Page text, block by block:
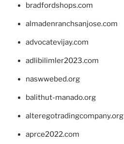
bradfordshops.com
almadenranchsanjose.com
advocatevijay.com
adlibilimler2023.com
naswwebed.org
balithut-manado.org
alteregotradingcompany.org
aprce2022.com